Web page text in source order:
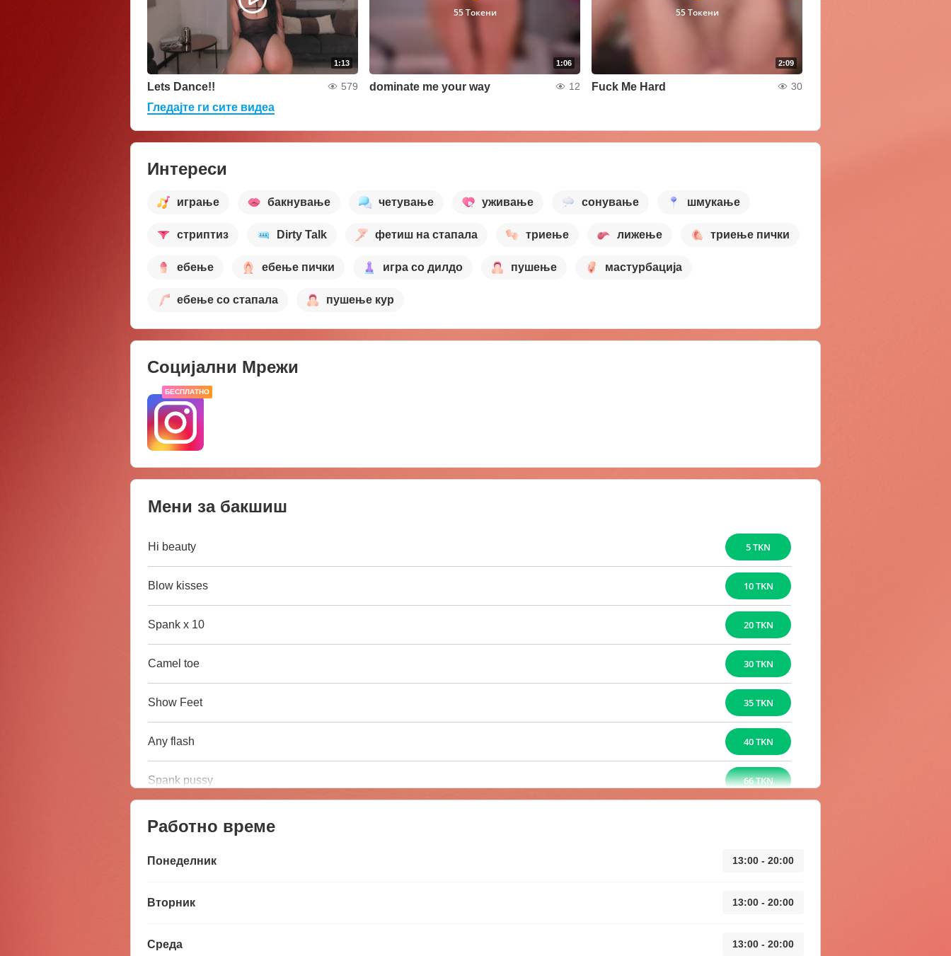
1:13
Lets Dance!! 579
1:06
55 Токени
dominate me your way 12
2:09
55 Токени
Fuck Me Hard 30
Гледајте ги сите видеа
Интереси
играње бакнување четување уживање сонување шмукање
стриптиз Dirty Talk фетиш на стапала триење лижење триење пички
ебење ебење пички игра со дилдо пушење мастурбација
ебење со стапала пушење кур
Социјални Мрежи
БЕСПЛАТНО
Мени за бакшиш
Hi beauty 5 TKN
Blow kisses 10 TKN
Spank x 10 20 TKN
Camel toe 30 TKN
Show Feet 35 TKN
Any flash 40 TKN
Spank pussy 66 TKN
Работно време
Понеделник 13:00 - 20:00
Вторник 13:00 - 20:00
Среда 13:00 - 20:00